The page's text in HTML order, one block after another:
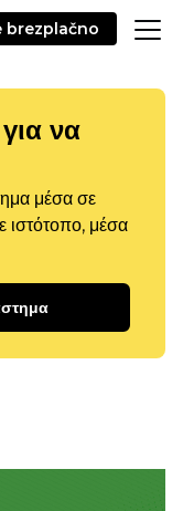
brezplačno
να
μέσα σε
ιστότοπο, μέσα